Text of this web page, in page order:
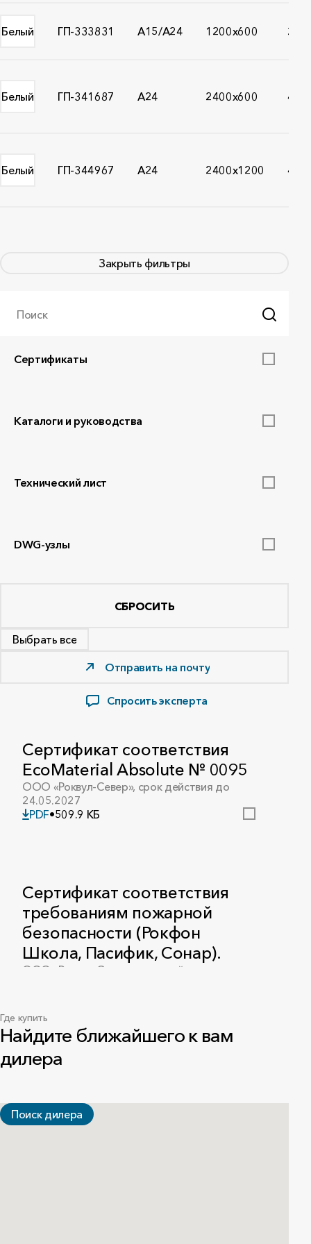
Белый ГП-333831 A15/A24 1200x600 20
Белый ГП-341687 A24 2400x600 40
Белый ГП-344967 A24 2400x1200 40
Выбрать все
Отправить на почту
Спросить эксперта
Закрыть фильтры
Поиск
Сертификаты
Каталоги и руководства
Технический лист
DWG-узлы
СБРОСИТЬ
Сертификат соответствия
EcoMaterial Absolute № 0095
ООО «Роквул-Север», срок действия до
24.05.2027
PDF•509.9 КБ
Сертификат соответствия
требованиям пожарной
безопасности (Рокфон
Школа, Пасифик, Сонар).
ООО «Роквул-Север», срок действия до
Экспертное заключение
ООО «Роквул-Север», от 12.12.2023
PDF•2.5 МБ
Где купить
Найдите ближайшего к вам
дилера
Поиск дилера